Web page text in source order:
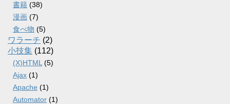
書籍 (38)
漫画 (7)
食べ物 (5)
ワラーチ (2)
小技集 (112)
(X)HTML (5)
Ajax (1)
Apache (1)
Automator (1)